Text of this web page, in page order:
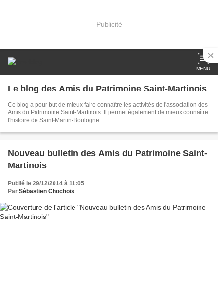
Publicité
MENU
Le blog des Amis du Patrimoine Saint-Martinois
Ce blog a pour but de mieux faire connaître les activités de l'association des
Amis du Patrimoine Saint-Martinois. Il permet également de mieux connaître
l'histoire de Saint-Martin-Boulogne
Nouveau bulletin des Amis du Patrimoine Saint-
Martinois
Publié le 29/12/2014 à 11:05
Par Sébastien Chochois